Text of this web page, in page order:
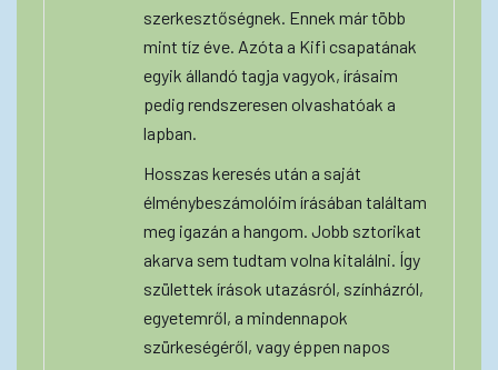
szerkesztőségnek. Ennek már több
mint tíz éve. Azóta a Kifi csapatának
egyik állandó tagja vagyok, írásaim
pedig rendszeresen olvashatóak a
lapban.
Hosszas keresés után a saját
élménybeszámolóim írásában találtam
meg igazán a hangom. Jobb sztorikat
akarva sem tudtam volna kitalálni. Így
születtek írások utazásról, színházról,
egyetemről, a mindennapok
szürkeségéről, vagy éppen napos